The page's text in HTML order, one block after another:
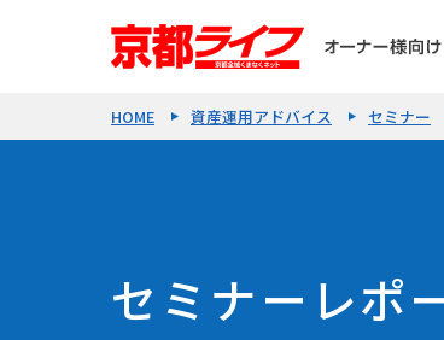
HOME 資産運用アドバイス セミナー
セミナーレポ